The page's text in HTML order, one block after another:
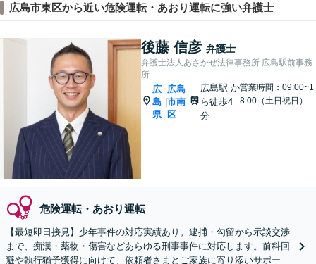
広島市東区から近い危険運転・あおり運転に強い弁護士
後藤 信彦 弁護士
弁護士法人あさかぜ法律事務所 広島駅前事務
所
広
島
県
|
広島
市南
区
広島駅か
ら徒歩4
分
営業時間：09:00~1
8:00（土日祝日）
危険運転・あおり運転
【最短即日接見】少年事件の対応実績あり。逮捕・勾留から示談交渉
まで、痴漢・薬物・傷害などあらゆる刑事事件に対応します。前科回
避や執行猶予獲得に向けて、依頼者さまとご家族に寄り添いサポート